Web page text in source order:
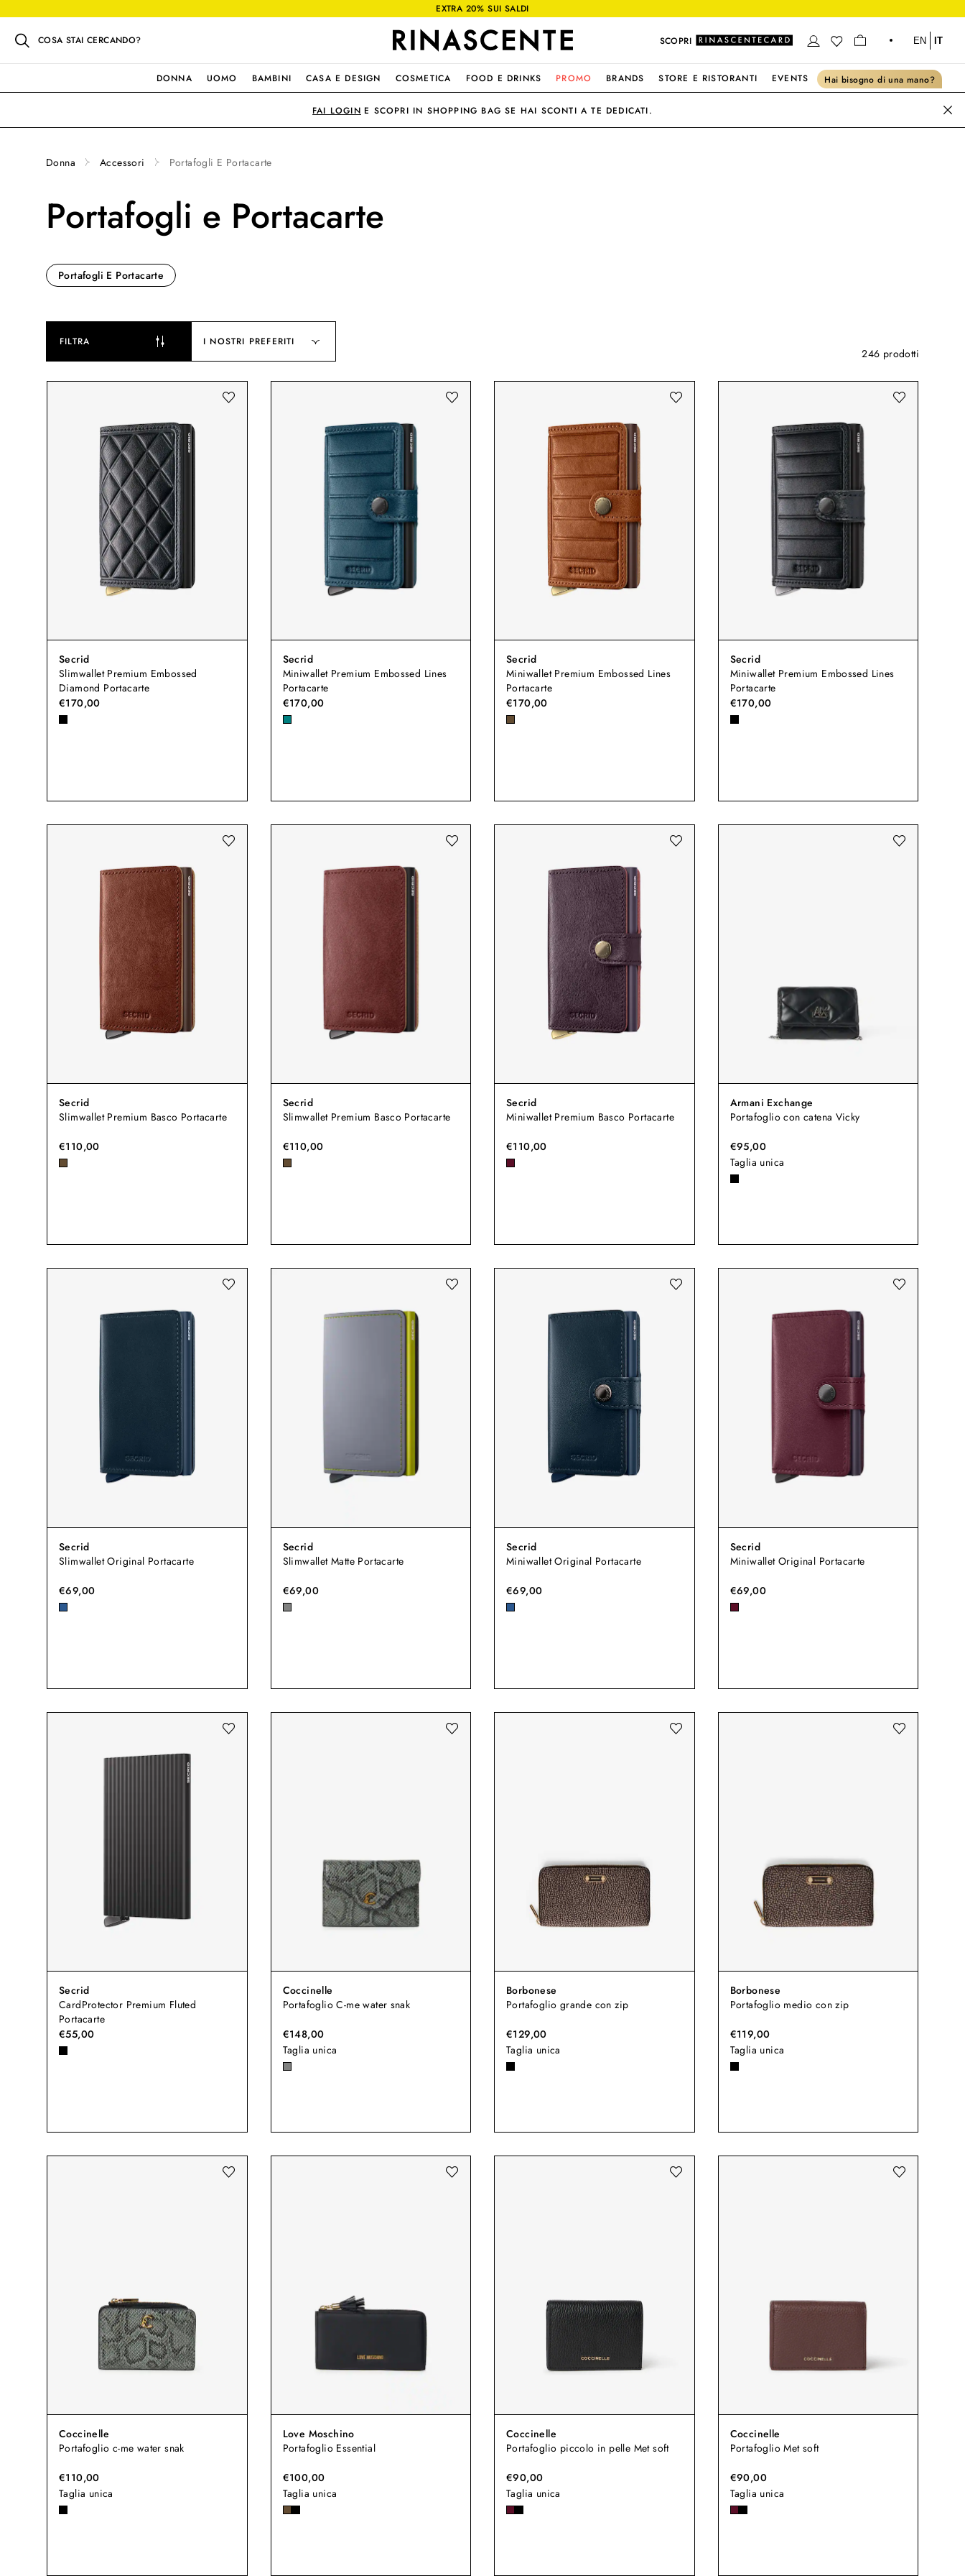
EXTRA 20% SUI SALDI
COSA STAI CERCANDO? SCOPRI EN IT
DONNA UOMO BAMBINI CASA E DESIGN COSMETICA FOOD E DRINKS PROMO BRANDS STORE E RISTORANTI EVENTS Hai bisogno di una mano?
FAI LOGIN E SCOPRI IN SHOPPING BAG SE HAI SCONTI A TE DEDICATI.
Donna Accessori Portafogli E Portacarte
Portafogli e Portacarte
Portafogli E Portacarte
FILTRA I NOSTRI PREFERITI
246 prodotti
Secrid
Slimwallet Premium Embossed
Diamond Portacarte
€170,00
Secrid
Miniwallet Premium Embossed Lines
Portacarte
€170,00
Secrid
Miniwallet Premium Embossed Lines
Portacarte
€170,00
Secrid
Miniwallet Premium Embossed Lines
Portacarte
€170,00
Secrid
Slimwallet Premium Basco Portacarte
€110,00
Secrid
Slimwallet Premium Basco Portacarte
€110,00
Secrid
Miniwallet Premium Basco Portacarte
€110,00
Armani Exchange
Portafoglio con catena Vicky
€95,00
Taglia unica
Secrid
Slimwallet Original Portacarte
€69,00
Secrid
Slimwallet Matte Portacarte
€69,00
Secrid
Miniwallet Original Portacarte
€69,00
Secrid
Miniwallet Original Portacarte
€69,00
Secrid
CardProtector Premium Fluted
Portacarte
€55,00
Coccinelle
Portafoglio C-me water snak
€148,00
Taglia unica
Borbonese
Portafoglio grande con zip
€129,00
Taglia unica
Borbonese
Portafoglio medio con zip
€119,00
Taglia unica
Coccinelle
Portafoglio c-me water snak
€110,00
Taglia unica
Love Moschino
Portafoglio Essential
€100,00
Taglia unica
Coccinelle
Portafoglio piccolo in pelle Met soft
€90,00
Taglia unica
Coccinelle
Portafoglio Met soft
€90,00
Taglia unica